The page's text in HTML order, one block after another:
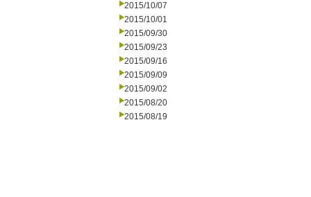
2015/10/07
2015/10/01
2015/09/30
2015/09/23
2015/09/16
2015/09/09
2015/09/02
2015/08/20
2015/08/19